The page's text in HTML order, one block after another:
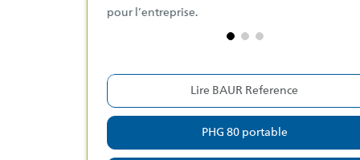
pour l’entreprise.
Lire BAUR Reference
PHG 80 portable